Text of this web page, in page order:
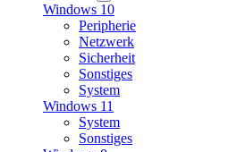
Windows 10
Peripherie
Netzwerk
Sicherheit
Sonstiges
System
Windows 11
System
Sonstiges